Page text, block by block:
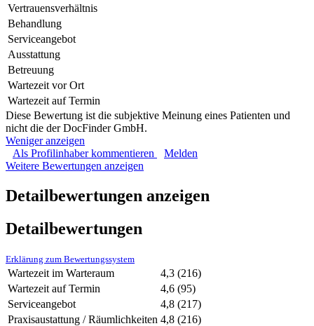
Vertrauensverhältnis
Behandlung
Serviceangebot
Ausstattung
Betreuung
Wartezeit vor Ort
Wartezeit auf Termin
Diese Bewertung ist die subjektive Meinung eines Patienten und
nicht die der DocFinder GmbH.
Weniger anzeigen
Als Profilinhaber kommentieren
Melden
Weitere Bewertungen anzeigen
Detailbewertungen anzeigen
Detailbewertungen
Erklärung zum Bewertungssystem
Wartezeit im Warteraum 4,3 (216)
Wartezeit auf Termin
4,6 (95)
Serviceangebot
4,8 (217)
Praxisaustattung / Räumlichkeiten 4,8 (216)